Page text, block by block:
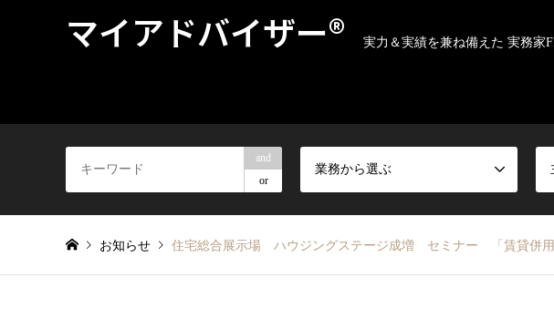
マイアドバイザー® 実力＆実績を兼ね備えた 実務家
and
or
業務から選ぶ
お知らせ 住宅総合展示場 ハウジングステージ成増 セミナー 「賃貸併